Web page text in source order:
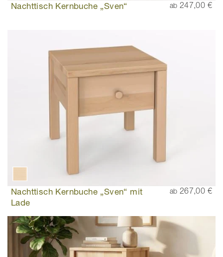
Nachttisch Kernbuche „Sven“ ab 247,00 €
Nachttisch Kernbuche „Sven“ mit
Lade
ab 267,00 €